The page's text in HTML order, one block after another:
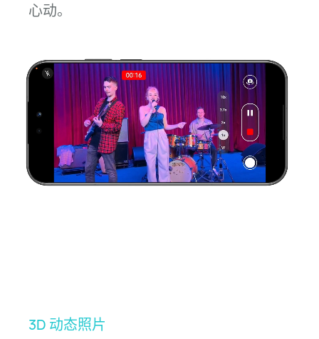
心动。
3D 动态照片